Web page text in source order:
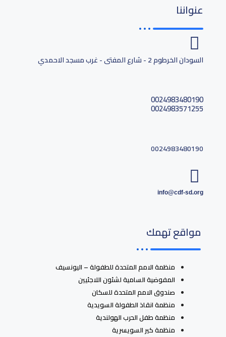
عنواننا
السودان الخرطوم 2 - شارع المفتى - غرب مسجد الاحمدي
0024983480190
0024983571255
0024983480190
info@cdf-sd.org
مواقع تهمك
منظمة الامم المتحدة للطفولة – اليونسيف
المفوضية السامية لشئون اللاجئيين
صندوق الامم المتحدة للسكان
منظمة انقاذ الطفولة السويدية
منظمة طفل الحرب الهولندية
منظمة كير السويسرية